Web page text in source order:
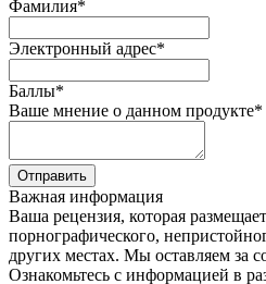
Фамилия*
Электронный адрес*
Баллы*
Ваше мнение о данном продукте*
Отправить
Важная информация
Ваша рецензия, которая
порнографического,
других местах. Мы оставляем за
Ознакомьтесь с информацией в